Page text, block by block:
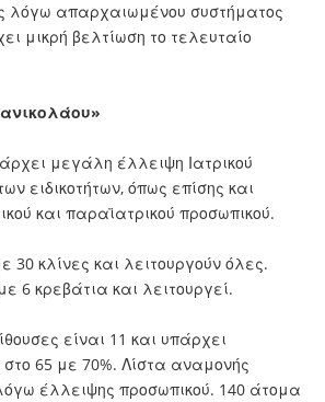
λόγω απαρχαιωμένου συστήματος
μικρή βελτίωση το τελευταίο
μεγάλη έλλειψη Ιατρικού
ειδικοτήτων, όπως επίσης και
και παραϊατρικού προσωπικού.
κλίνες και λειτουργούν όλες.
6 κρεβάτια και λειτουργεί.
είναι 11 και υπάρχει
65 με 70%. Λίστα αναμονής
έλλειψης προσωπικού. 140 άτομα